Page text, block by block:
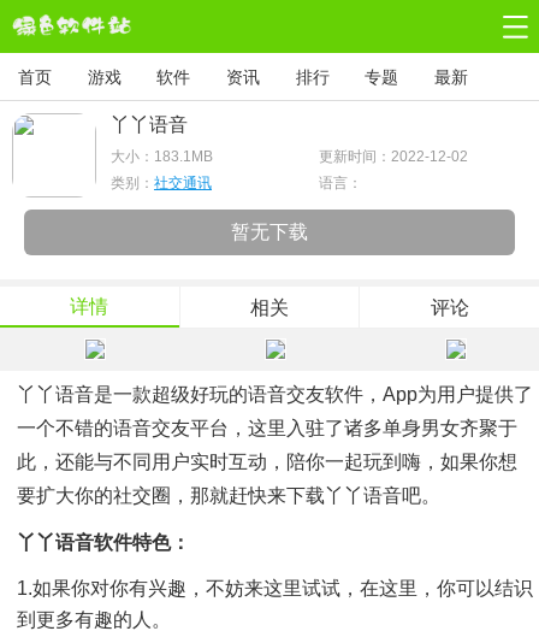
首页 游戏 软件 资讯 排行 专题 最新
丫丫语音
大小： 183.1MB
更新时间：2022-12-02
类别： 社交通讯 语言：
暂无下载
详情 相关 评论
丫丫语音是一款超级好玩的语音交友软件，app为用户提供了
一个不错的语音交友平台，这里入驻了诸多单身男女齐聚于
此，还能与不同用户实时互动，陪你一起玩到嗨，如果你想
要扩大你的社交圈，那就赶快来下载丫丫语音吧。
丫丫语音软件特色：
1.如果你对你有兴趣，不妨来这里试试，在这里，你可以结识
到更多有趣的人。